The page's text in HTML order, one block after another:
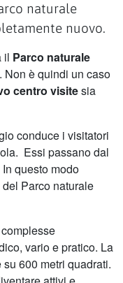
naturale
nuovo.
il Parco naturale
Non è quindi un caso
centro visitesia
conduce i visitatori
Essi passano dal
questo modo
del Parco naturale
vario e pratico. La
600 metri quadrati.